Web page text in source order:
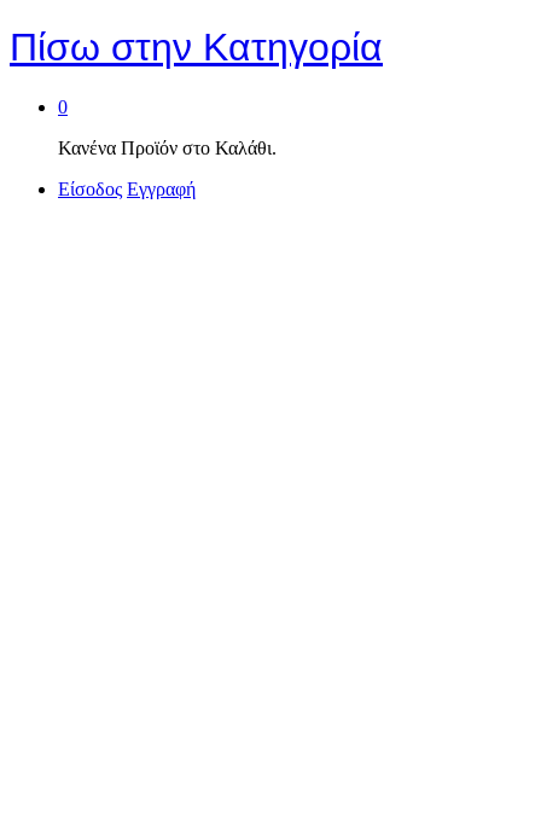
Πίσω στην Κατηγορία
0
Κανένα Προϊόν στο Καλάθι.
Είσοδος Εγγραφή